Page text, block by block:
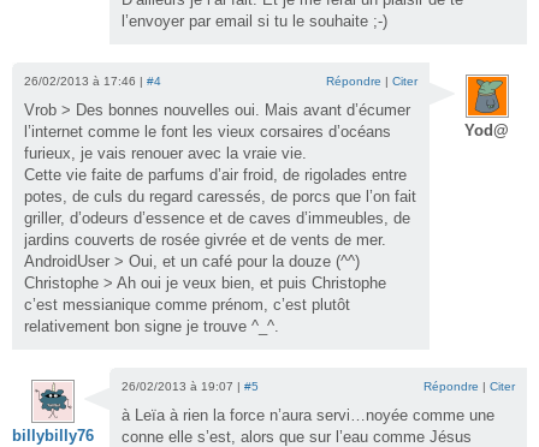
l’envoyer par email si tu le souhaite ;-)
Yod@
26/02/2013 à 17:46 | #4 Répondre | Citer
Vrob > Des bonnes nouvelles oui. Mais avant d’écumer
l’internet comme le font les vieux corsaires d’océans
furieux, je vais renouer avec la vraie vie.
Cette vie faite de parfums d’air froid, de rigolades entre
potes, de culs du regard caressés, de porcs que l’on fait
griller, d’odeurs d’essence et de caves d’immeubles, de
jardins couverts de rosée givrée et de vents de mer.
AndroidUser > Oui, et un café pour la douze (^^)
Christophe > Ah oui je veux bien, et puis Christophe
c’est messianique comme prénom, c’est plutôt
relativement bon signe je trouve ^_^.
billybilly76
26/02/2013 à 19:07 | #5 Répondre | Citer
à Leïa à rien la force n’aura servi…noyée comme une
conne elle s’est, alors que sur l’eau comme Jésus